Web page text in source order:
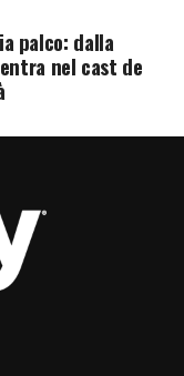
palco: dalla
nel cast de